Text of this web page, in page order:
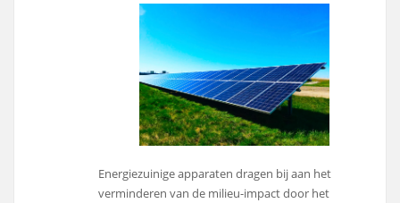
Energiezuinige apparaten dragen bij aan het
verminderen van de milieu-impact door het